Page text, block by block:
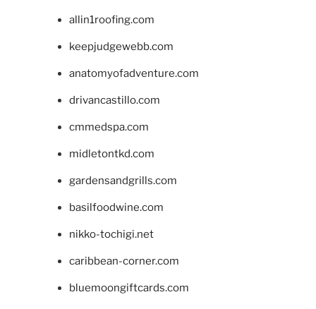
allin1roofing.com
keepjudgewebb.com
anatomyofadventure.com
drivancastillo.com
cmmedspa.com
midletontkd.com
gardensandgrills.com
basilfoodwine.com
nikko-tochigi.net
caribbean-corner.com
bluemoongiftcards.com